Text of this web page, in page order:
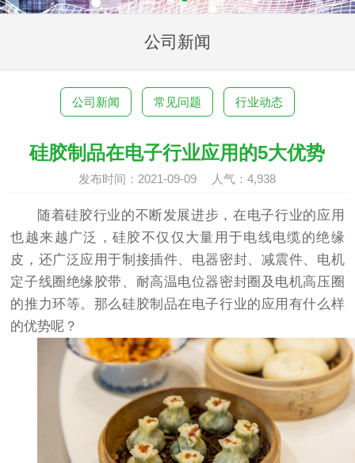
公司新闻
公司新闻 常见问题 行业动态
硅胶制品在电子行业应用的5大优势
发布时间：2021-09-09 人气：4,938
随着硅胶行业的不断发展进步，在电子行业的应用
也越来越广泛，硅胶不仅仅大量用于电线电缆的绝缘
皮，还广泛应用于制接插件、电器密封、减震件、电机
定子线圈绝缘胶带、耐高温电位器密封圈及电机高压圈
的推力环等。那么硅胶制品在电子行业的应用有什么样
的优势呢？